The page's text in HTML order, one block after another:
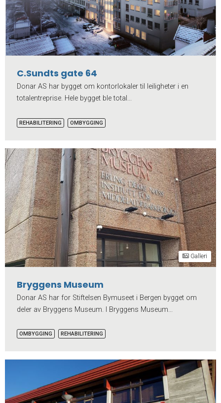
C.Sundts gate 64
Donar AS har bygget om kontorlokaler til leiligheter i en
totalentreprise. Hele bygget ble total...
REHABILITERING OMBYGGING
Galleri
Bryggens Museum
Donar AS har for Stiftelsen Bymuseet i Bergen bygget om
deler av Bryggens Museum. I Bryggens Museum...
OMBYGGING REHABILITERING